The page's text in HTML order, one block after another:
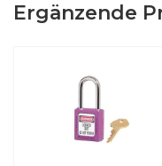
Ergänzende